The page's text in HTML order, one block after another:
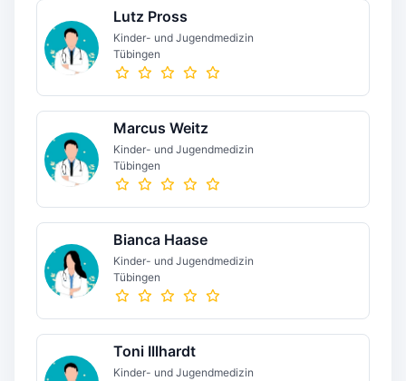
Lutz Pross
Kinder- und Jugendmedizin
Tübingen
Marcus Weitz
Kinder- und Jugendmedizin
Tübingen
Bianca Haase
Kinder- und Jugendmedizin
Tübingen
Toni Illhardt
Kinder- und Jugendmedizin